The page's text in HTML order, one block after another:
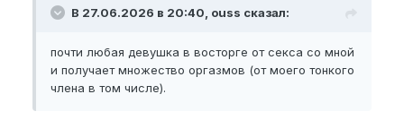
В 27.06.2026 в 20:40, ouss сказал:
почти любая девушка в восторге от секса со мной
и получает множество оргазмов (от моего тонкого
члена в том числе).